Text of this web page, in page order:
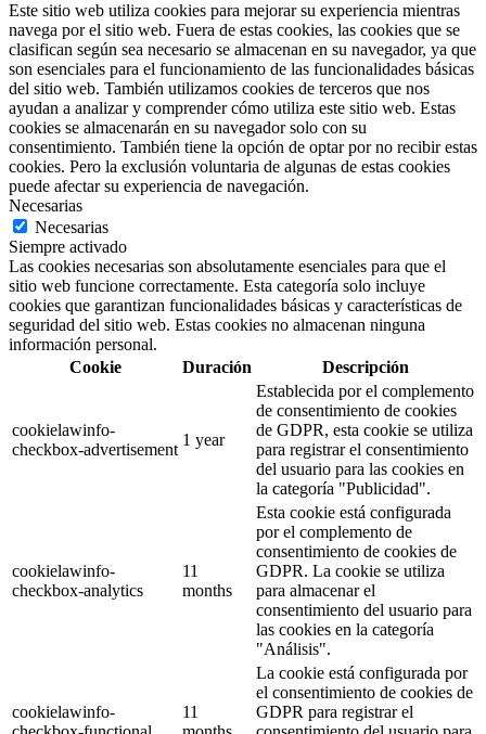
Este sitio web utiliza cookies para mejorar su experiencia mientras
navega por el sitio web. Fuera de estas cookies, las cookies que se
clasifican según sea necesario se almacenan en su navegador, ya que
son esenciales para el funcionamiento de las funcionalidades básicas
del sitio web. También utilizamos cookies de terceros que nos
ayudan a analizar y comprender cómo utiliza este sitio web. Estas
cookies se almacenarán en su navegador solo con su
consentimiento. También tiene la opción de optar por no recibir estas
cookies. Pero la exclusión voluntaria de algunas de estas cookies
puede afectar su experiencia de navegación.
Necesarias
Necesarias
Siempre activado
Las cookies necesarias son absolutamente esenciales para que el
sitio web funcione correctamente. Esta categoría solo incluye
cookies que garantizan funcionalidades básicas y características de
seguridad del sitio web. Estas cookies no almacenan ninguna
información personal.
Cookie
Duración Descripción
cookielawinfo-
checkbox-advertisement
1 year
Establecida por el complemento
de consentimiento de cookies
de GDPR, esta cookie se utiliza
para registrar el consentimiento
del usuario para las cookies en
la categoría "Publicidad".
cookielawinfo-
checkbox-analytics
11
months
Esta cookie está configurada
por el complemento de
consentimiento de cookies de
GDPR. La cookie se utiliza
para almacenar el
consentimiento del usuario para
las cookies en la categoría
"Análisis".
cookielawinfo-
11
La cookie está configurada por
el consentimiento de cookies de
GDPR para registrar el